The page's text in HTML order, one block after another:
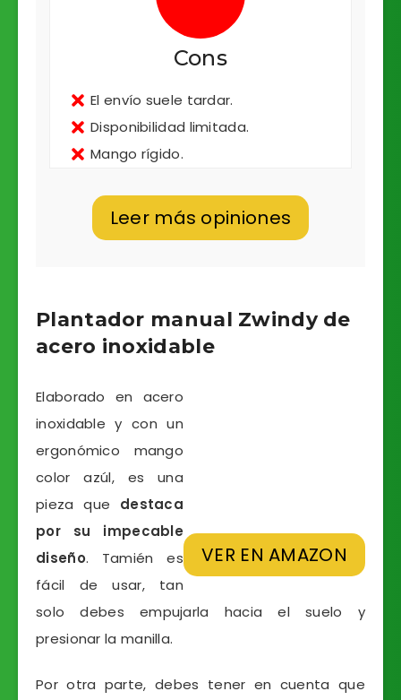
Cons
El envío suele tardar.
Disponibilidad limitada.
Mango rígido.
Leer más opiniones
Plantador manual Zwindy de
acero inoxidable
VER EN AMAZON
Elaborado en acero
inoxidable y con un
ergonómico mango
color azúl, es una
pieza que destaca
por su impecable
diseño. Tamién es
fácil de usar, tan
solo debes empujarla hacia el suelo y
presionar la manilla.
Por otra parte, debes tener en cuenta que